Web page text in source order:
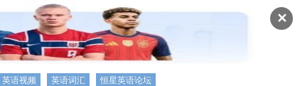
✕
英语视频 英语词汇
恒星英语论坛